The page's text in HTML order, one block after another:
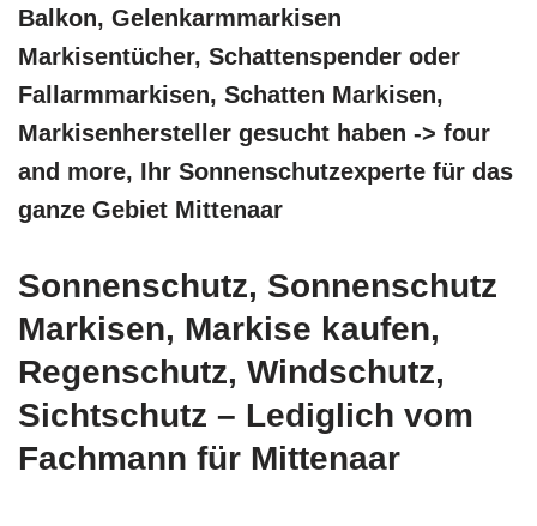
Balkon, Gelenkarmmarkisen
Markisentücher, Schattenspender oder
Fallarmmarkisen, Schatten Markisen,
Markisenhersteller gesucht haben -> four
and more, Ihr Sonnenschutzexperte für das
ganze Gebiet Mittenaar
Sonnenschutz, Sonnenschutz
Markisen, Markise kaufen,
Regenschutz, Windschutz,
Sichtschutz – Lediglich vom
Fachmann für Mittenaar